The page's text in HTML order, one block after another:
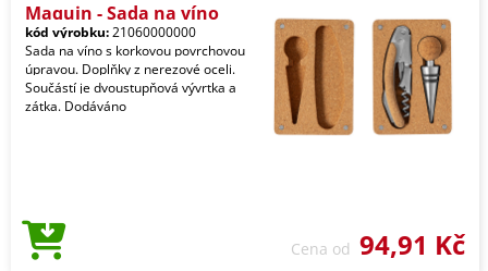
Maquin - Sada na víno
kód výrobku:21060000000
Sada na víno s korkovou povrchovou
úpravou. Doplňky z nerezové oceli.
Součástí je dvoustupňová vývrtka a
zátka. Dodáváno
Cena od 94,91 Kč